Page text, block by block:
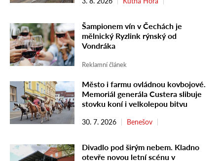
Šampionem vín v Čechách je
mělnický Ryzlink rýnský od
Vondráka
Reklamní článek
Město i farmu ovládnou kovbojové.
Memoriál generála Custera slibuje
stovku koní i velkolepou bitvu
30. 7. 2026 Benešov
Divadlo pod širým nebem. Kladno
otevře novou letní scénu v